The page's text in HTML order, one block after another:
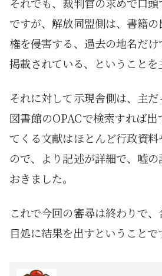
ですが、解放同盟側は、書籍
権を侵害する、過去の地名だ
掲載されている、ということを
それに対して示現舎側は、主
図書館のOPACで検索すれば
てくる文献はほとんど行政資
ので、より記述が詳細で、嘘
おきました。
これで今回の審尋は終わりで
目処に結果を出すということで